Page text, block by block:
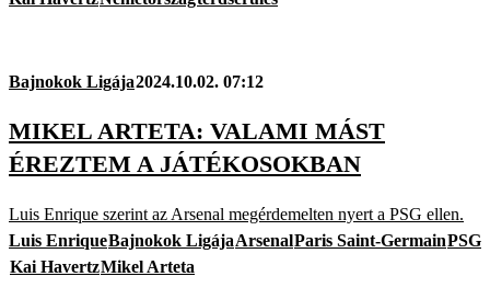
Bajnokok Ligája2024.10.02. 07:12
MIKEL ARTETA: VALAMI MÁST
ÉREZTEM A JÁTÉKOSOKBAN
Luis Enrique szerint az Arsenal megérdemelten nyert a PSG ellen.
Luis EnriqueBajnokok LigájaArsenalParis Saint-GermainPSG
Kai HavertzMikel Arteta